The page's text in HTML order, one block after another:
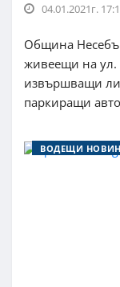
04.01.2021г.
Община
живеещи на ул.
извършващи
паркиращи
ВОДЕЩИ